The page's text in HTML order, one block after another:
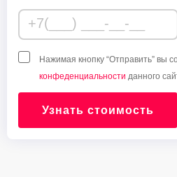
Нажимая кнопку “Отправить” вы
конфеденциальности данного
Узнать стоимость